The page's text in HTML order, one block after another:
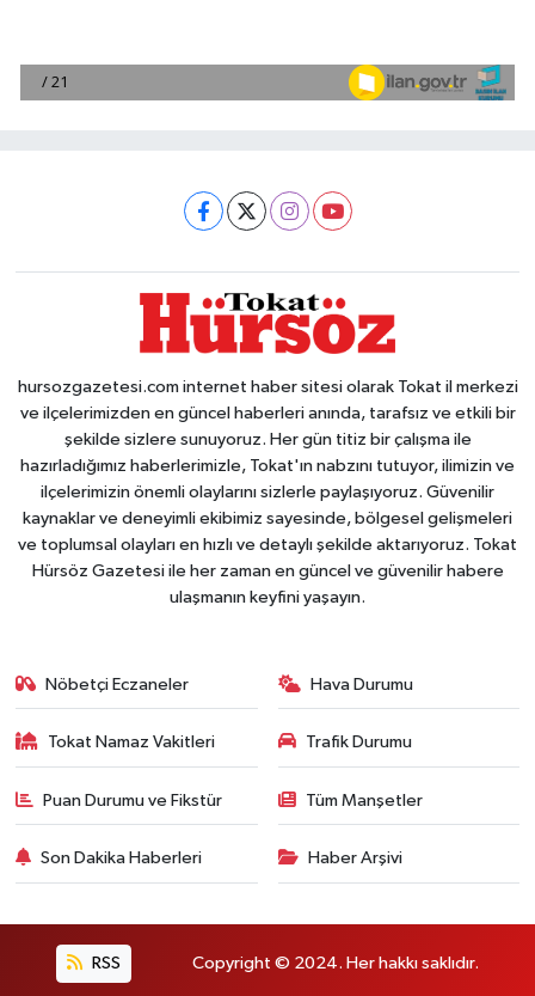
hursozgazetesi.com internet haber sitesi olarak Tokat il merkezi
ve ilçelerimizden en güncel haberleri anında, tarafsız ve etkili bir
şekilde sizlere sunuyoruz. Her gün titiz bir çalışma ile
hazırladığımız haberlerimizle, Tokat'ın nabzını tutuyor, ilimizin ve
ilçelerimizin önemli olaylarını sizlerle paylaşıyoruz. Güvenilir
kaynaklar ve deneyimli ekibimiz sayesinde, bölgesel gelişmeleri
ve toplumsal olayları en hızlı ve detaylı şekilde aktarıyoruz. Tokat
Hürsöz Gazetesi ile her zaman en güncel ve güvenilir habere
ulaşmanın keyfini yaşayın.
Nöbetçi Eczaneler Hava Durumu
Tokat Namaz Vakitleri Trafik Durumu
Puan Durumu ve Fikstür Tüm Manşetler
Son Dakika Haberleri Haber Arşivi
RSS Copyright © 2024. Her hakkı saklıdır.